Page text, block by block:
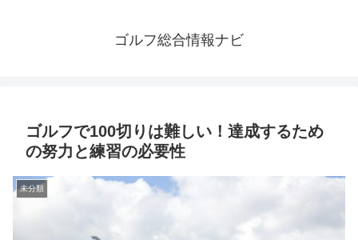
ゴルフ総合情報ナビ
ゴルフで100切りは難しい！達成するため
の努力と練習の必要性
未分類